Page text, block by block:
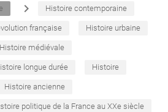
navigate_next Histoire contemporaine
française Histoire urbaine
Histoire médiévale
longue durée Histoire
Histoire ancienne
politique de la France au XXe siècle